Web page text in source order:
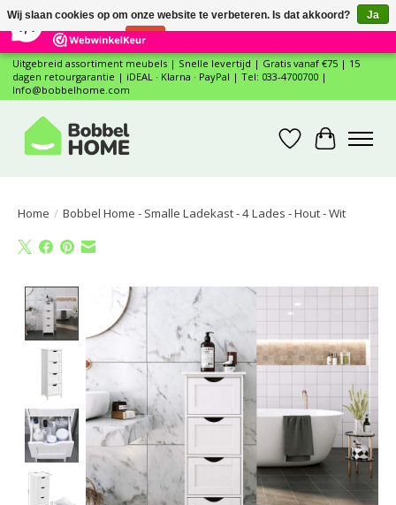
12 Reviews ×
Uitgebreid assortiment meubels | Snelle levertijd | Gratis vanaf €75 | 15
dagen retourgarantie | iDEAL · Klarna · PayPal | Tel: 033-4700700 |
Info@bobbelhome.com
Verlanglijst
Home / Bobbel Home - Smalle Ladekast - 4 Lades - Hout - Wit
Product image slideshow Items
Wij slaan cookies op om onze website te verbeteren. Is dat akkoord?
Ja
Nee